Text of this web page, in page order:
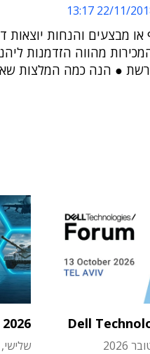
22/11/2018
או מבצעים והנחות יוצאות
מהווה הזדמנות
● הנה כמה המלצות
Dell
שלישי, 20 באוקטובר 2026